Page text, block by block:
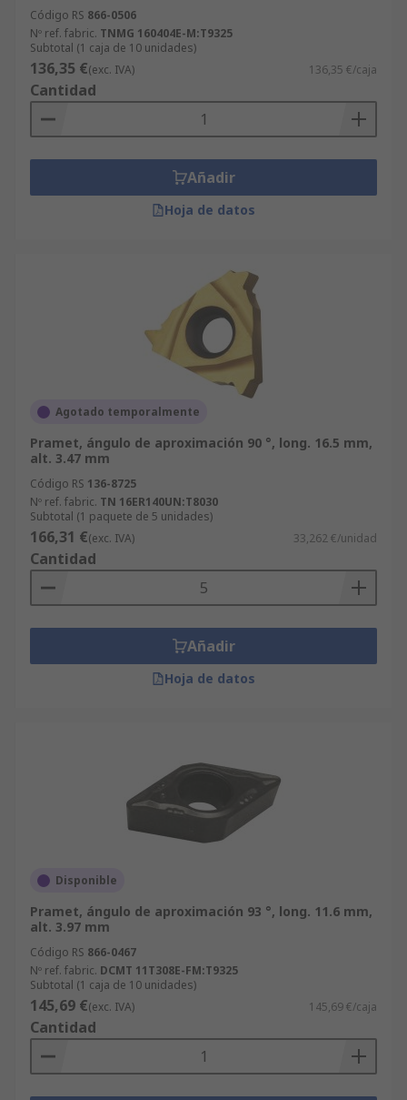
Código RS 866-0506
Nº ref. fabric. TNMG 160404E-M:T9325
Subtotal (1 caja de 10 unidades)
136,35 €(exc. IVA) 136,35 €/caja
Cantidad
Añadir
Hoja de datos
Agotado temporalmente
Pramet, ángulo de aproximación 90 °, long. 16.5 mm,
alt. 3.47 mm
Código RS 136-8725
Nº ref. fabric. TN 16ER140UN:T8030
Subtotal (1 paquete de 5 unidades)
166,31 €(exc. IVA) 33,262 €/unidad
Cantidad
Añadir
Hoja de datos
Disponible
Pramet, ángulo de aproximación 93 °, long. 11.6 mm,
alt. 3.97 mm
Código RS 866-0467
Nº ref. fabric. DCMT 11T308E-FM:T9325
Subtotal (1 caja de 10 unidades)
145,69 €(exc. IVA) 145,69 €/caja
Cantidad